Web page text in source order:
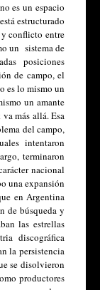
es un espacio
estructurado
y conflicto entre
un  sistema de
posiciones
de campo, el
es lo mismo un
un amante
más allá. Esa
del campo,
intentaron
terminaron
nacional
una expansión
en Argentina
de búsqueda y
las estrellas
discográfica
la persistencia
se disolvieron
productores